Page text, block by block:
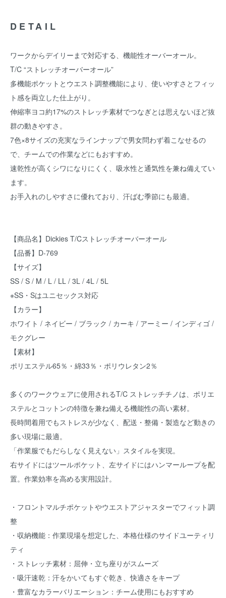
DETAIL
ワークからデイリーまで対応する、機能性オーバーオール。
T/C “ストレッチオーバーオール”
多機能ポケットとウエスト調整機能により、使いやすさとフィッ
ト感を両立した仕上がり。
伸縮率ヨコ約17%のストレッチ素材でつなぎとは思えないほど抜
群の動きやすさ。
7色×8サイズの充実なラインナップで男女問わず着こなせるの
で、チームでの作業などにもおすすめ。
速乾性が高くシワになりにくく、吸水性と通気性を兼ね備えてい
ます。
お手入れのしやすさに優れており、汗ばむ季節にも最適。
【商品名】Dickies T/Cストレッチオーバーオール
【品番】D-769
【サイズ】
SS / S / M / L / LL / 3L / 4L / 5L
※SS・Sはユニセックス対応
【カラー】
ホワイト / ネイビー / ブラック / カーキ / アーミー / インディゴ /
モクグレー
【素材】
ポリエステル65％・綿33％・ポリウレタン2％
多くのワークウェアに使用されるT/C ストレッチチノは、ポリエ
ステルとコットンの特徴を兼ね備える機能性の高い素材。
長時間着用でもストレスが少なく、配送・整備・製造など動きの
多い現場に最適。
「作業服でもだらしなく見えない」スタイルを実現。
右サイドにはツールポケット、左サイドにはハンマーループを配
置。作業効率を高める実用設計。
・フロントマルチポケットやウエストアジャスターでフィット調
整
・収納機能：作業現場を想定した、本格仕様のサイドユーティリ
ティ
・ストレッチ素材：屈伸・立ち座りがスムーズ
・吸汗速乾：汗をかいてもすぐ乾き、快適さをキープ
・豊富なカラーバリエーション：チーム使用にもおすすめ